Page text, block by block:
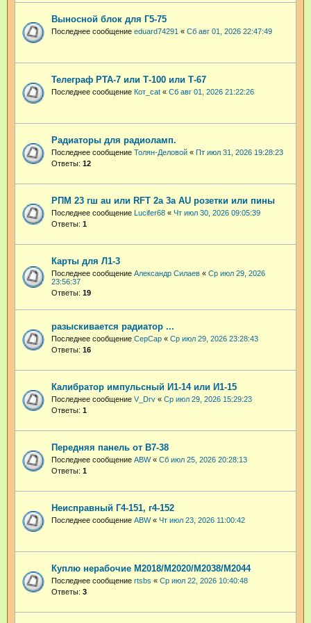
Выносной блок для Г5-75
Последнее сообщение eduard74291 « Сб авг 01, 2026 22:47:49
Телеграф РТА-7 или Т-100 или Т-67
Последнее сообщение Кот_cat « Сб авг 01, 2026 21:22:26
Радиаторы для радиоламп.
Последнее сообщение Толян-Деловой « Пт июл 31, 2026 19:28:23
Ответы: 12
РПМ 23 гш au или RFT 2a 3a AU розетки или пины
Последнее сообщение Lucifer68 « Чт июл 30, 2026 09:05:39
Ответы: 1
Карты для Л1-3
Последнее сообщение Александр Силаев « Ср июл 29, 2026
23:56:37
Ответы: 19
разыскивается радиатор ...
Последнее сообщение СерСар « Ср июл 29, 2026 23:28:43
Ответы: 16
Калибратор импульсный И1-14 или И1-15
Последнее сообщение V_Drv « Ср июл 29, 2026 15:29:23
Ответы: 1
Передняя панель от В7-38
Последнее сообщение ABW« Сб июл 25, 2026 20:28:13
Ответы: 1
Неисправный Г4-151, г4-152
Последнее сообщение ABW« Чт июл 23, 2026 11:00:42
Куплю нерабочие М2018/М2020/М2038/М2044
Последнее сообщение rtsbs « Ср июл 22, 2026 10:40:48
Ответы: 3